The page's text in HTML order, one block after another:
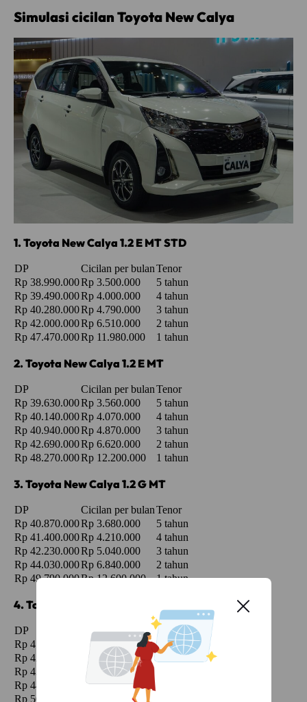
Simulasi cicilan Toyota New Calya
1. Toyota New Calya 1.2 E MT STD
DP Cicilan per bulanTenor
Rp 38.990.000Rp 3.500.000
5 tahun
Rp 39.490.000Rp 4.000.000
4 tahun
Rp 40.280.000Rp 4.790.000
3 tahun
Rp 42.000.000Rp 6.510.000
2 tahun
Rp 47.470.000Rp 11.980.000 1 tahun
2. Toyota New Calya 1.2 E MT
DP Cicilan per bulanTenor
Rp 39.630.000Rp 3.560.000
5 tahun
Rp 40.140.000Rp 4.070.000
4 tahun
Rp 40.940.000Rp 4.870.000
3 tahun
Rp 42.690.000Rp 6.620.000
2 tahun
Rp 48.270.000Rp 12.200.000 1 tahun
3. Toyota New Calya 1.2 G MT
DP Cicilan per bulanTenor
Rp 40.870.000Rp 3.680.000
5 tahun
Rp 41.400.000Rp 4.210.000
4 tahun
Rp 42.230.000Rp 5.040.000
3 tahun
Rp 44.030.000Rp 6.840.000
2 tahun
Rp 49.790.000Rp 12.600.000 1 tahun
4. Toyota New Calya 1.2 E MT STD LUX
DP Cicilan per bulanTenor
Rp 41.650.000
Rp 3.750.000
5 tahun
Rp 42.190.000
Rp 4.290.000
4 tahun
Rp 43.040.000
Rp 5.140.000
Rp 44.880.000
Rp 6.980.000
Rp 50.760.000
Rp 12.860.000